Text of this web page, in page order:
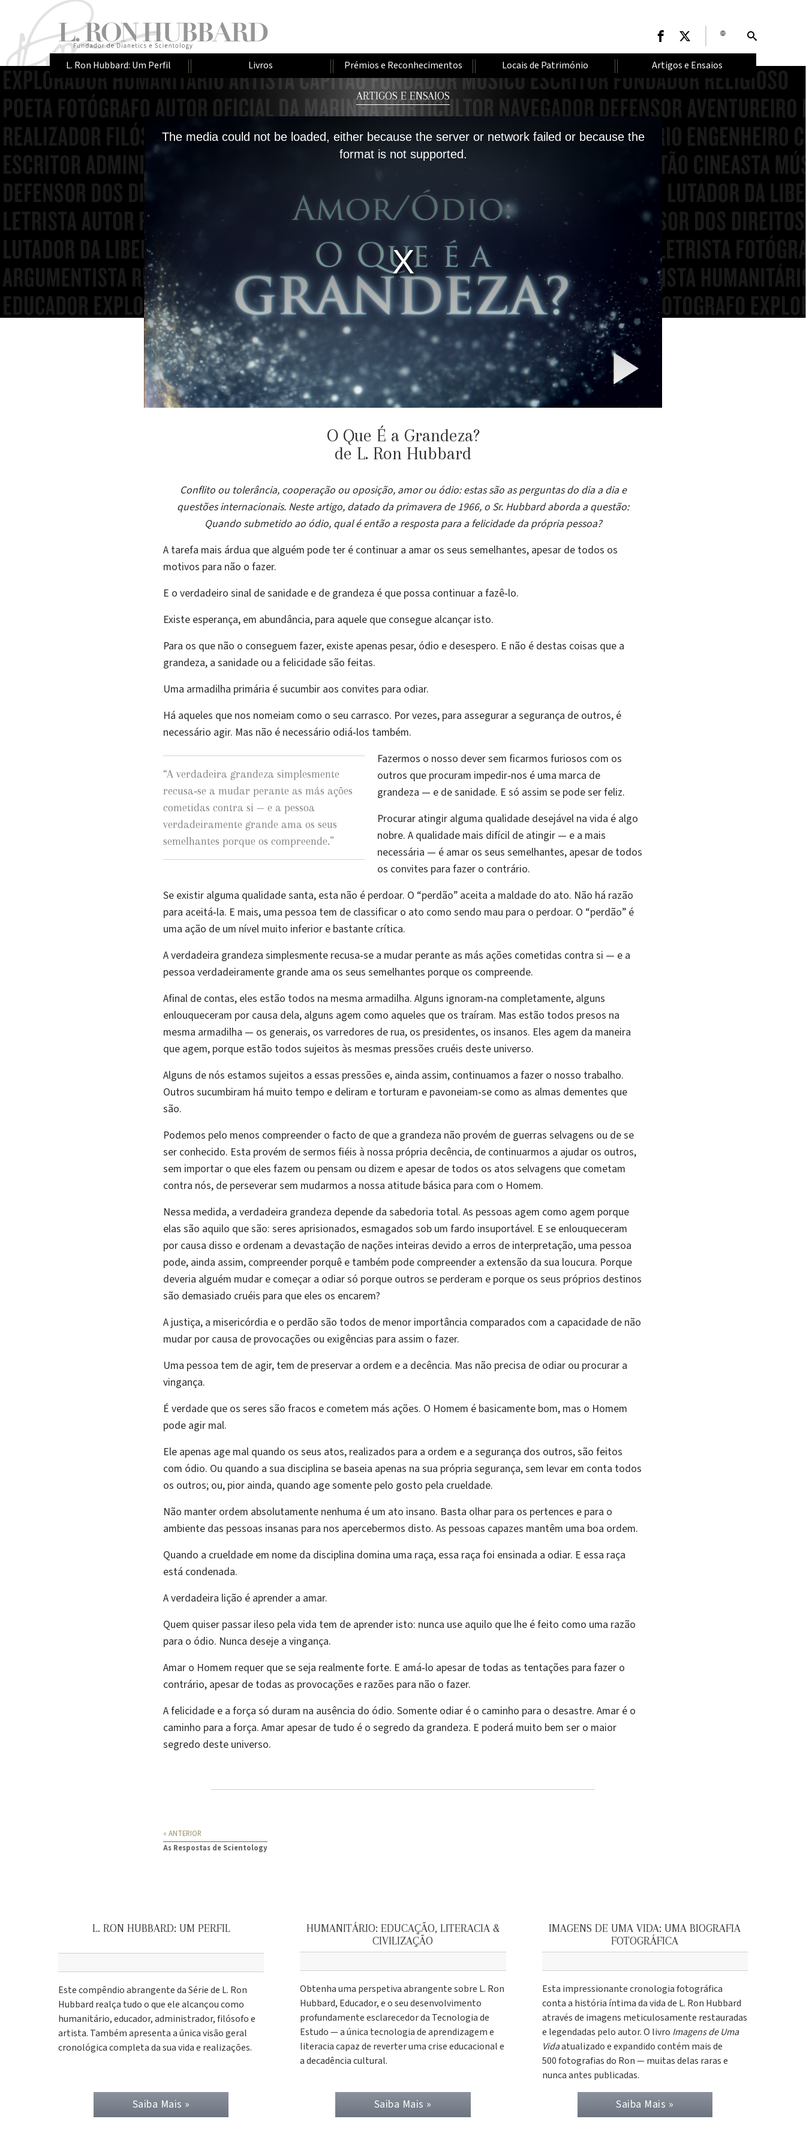
L. Ron Hubbard: Um Perfil Livros Prémios e Reconhecimentos Locais de Património Artigos e Ensaios
ARTIGOS E ENSAIOS
Play
modal
window.
The media could not be loaded, either because the server or network failed or because the
format is not supported.
O Que É a Grandeza?
de L. Ron Hubbard
Conflito ou tolerância, cooperação ou oposição, amor ou ódio: estas são as perguntas do dia a dia e
questões internacionais. Neste artigo, datado da primavera de 1966, o Sr. Hubbard aborda a questão:
Quando submetido ao ódio, qual é então a resposta para a felicidade da própria pessoa?
A tarefa mais árdua que alguém pode ter é continuar a amar os seus semelhantes, apesar de todos os
motivos para não o fazer.
E o verdadeiro sinal de sanidade e de grandeza é que possa continuar a fazê‑lo.
Existe esperança, em abundância, para aquele que consegue alcançar isto.
Para os que não o conseguem fazer, existe apenas pesar, ódio e desespero. E não é destas coisas que a
grandeza, a sanidade ou a felicidade são feitas.
Uma armadilha primária é sucumbir aos convites para odiar.
Há aqueles que nos nomeiam como o seu carrasco. Por vezes, para assegurar a segurança de outros, é
necessário agir. Mas não é necessário odiá‑los também.
“A verdadeira grandeza simplesmente
recusa‑se a mudar perante as más ações
cometidas contra si — e a pessoa
verdadeiramente grande ama os seus
semelhantes porque os compreende.”
Fazermos o nosso dever sem ficarmos furiosos com os
outros que procuram impedir‑nos é uma marca de
grandeza — e de sanidade. E só assim se pode ser feliz.
Procurar atingir alguma qualidade desejável na vida é algo
nobre. A qualidade mais difícil de atingir — e a mais
necessária — é amar os seus semelhantes, apesar de todos
os convites para fazer o contrário.
Se existir alguma qualidade santa, esta não é perdoar. O “perdão” aceita a maldade do ato. Não há razão
para aceitá‑la. E mais, uma pessoa tem de classificar o ato como sendo mau para o perdoar. O “perdão” é
uma ação de um nível muito inferior e bastante crítica.
A verdadeira grandeza simplesmente recusa‑se a mudar perante as más ações cometidas contra si — e a
pessoa verdadeiramente grande ama os seus semelhantes porque os compreende.
Afinal de contas, eles estão todos na mesma armadilha. Alguns ignoram‑na completamente, alguns
enlouqueceram por causa dela, alguns agem como aqueles que os traíram. Mas estão todos presos na
mesma armadilha — os generais, os varredores de rua, os presidentes, os insanos. Eles agem da maneira
que agem, porque estão todos sujeitos às mesmas pressões cruéis deste universo.
Alguns de nós estamos sujeitos a essas pressões e, ainda assim, continuamos a fazer o nosso trabalho.
Outros sucumbiram há muito tempo e deliram e torturam e pavoneiam‑se como as almas dementes que
são.
Podemos pelo menos compreender o facto de que a grandeza não provém de guerras selvagens ou de se
ser conhecido. Esta provém de sermos fiéis à nossa própria decência, de continuarmos a ajudar os outros,
sem importar o que eles fazem ou pensam ou dizem e apesar de todos os atos selvagens que cometam
contra nós, de perseverar sem mudarmos a nossa atitude básica para com o Homem.
Nessa medida, a verdadeira grandeza depende da sabedoria total. As pessoas agem como agem porque
elas são aquilo que são: seres aprisionados, esmagados sob um fardo insuportável. E se enlouqueceram
por causa disso e ordenam a devastação de nações inteiras devido a erros de interpretação, uma pessoa
pode, ainda assim, compreender porquê e também pode compreender a extensão da sua loucura. Porque
deveria alguém mudar e começar a odiar só porque outros se perderam e porque os seus próprios destinos
são demasiado cruéis para que eles os encarem?
A justiça, a misericórdia e o perdão são todos de menor importância comparados com a capacidade de não
mudar por causa de provocações ou exigências para assim o fazer.
Uma pessoa tem de agir, tem de preservar a ordem e a decência. Mas não precisa de odiar ou procurar a
vingança.
É verdade que os seres são fracos e cometem más ações. O Homem é basicamente bom, mas o Homem
pode agir mal.
Ele apenas age mal quando os seus atos, realizados para a ordem e a segurança dos outros, são feitos
com ódio. Ou quando a sua disciplina se baseia apenas na sua própria segurança, sem levar em conta todos
os outros; ou, pior ainda, quando age somente pelo gosto pela crueldade.
Não manter ordem absolutamente nenhuma é um ato insano. Basta olhar para os pertences e para o
ambiente das pessoas insanas para nos apercebermos disto. As pessoas capazes mantêm uma boa ordem.
Quando a crueldade em nome da disciplina domina uma raça, essa raça foi ensinada a odiar. E essa raça
está condenada.
A verdadeira lição é aprender a amar.
Quem quiser passar ileso pela vida tem de aprender isto: nunca use aquilo que lhe é feito como uma razão
para o ódio. Nunca deseje a vingança.
Amar o Homem requer que se seja realmente forte. E amá‑lo apesar de todas as tentações para fazer o
contrário, apesar de todas as provocações e razões para não o fazer.
A felicidade e a força só duram na ausência do ódio. Somente odiar é o caminho para o desastre. Amar é o
caminho para a força. Amar apesar de tudo é o segredo da grandeza. E poderá muito bem ser o maior
segredo deste universo.
« ANTERIOR
As Respostas de Scientology
L. RON HUBBARD: UM PERFIL
Este compêndio abrangente da Série de L. Ron
Hubbard realça tudo o que ele alcançou como
humanitário, educador, administrador, filósofo e
artista. Também apresenta a única visão geral
cronológica completa da sua vida e realizações.
Saiba Mais »
HUMANITÁRIO: EDUCAÇÃO, LITERACIA &
CIVILIZAÇÃO
Obtenha uma perspetiva abrangente sobre L. Ron
Hubbard, Educador, e o seu desenvolvimento
profundamente esclarecedor da Tecnologia de
Estudo — a única tecnologia de aprendizagem e
literacia capaz de reverter uma crise educacional e
a decadência cultural.
Saiba Mais »
IMAGENS DE UMA VIDA: UMA BIOGRAFIA
FOTOGRÁFICA
Esta impressionante cronologia fotográfica
conta a história íntima da vida de L. Ron Hubbard
através de imagens meticulosamente restauradas
e legendadas pelo autor. O livro Imagens de Uma
Vidaatualizado e expandido contém mais de
500 fotografias do Ron — muitas delas raras e
nunca antes publicadas.
Saiba Mais »